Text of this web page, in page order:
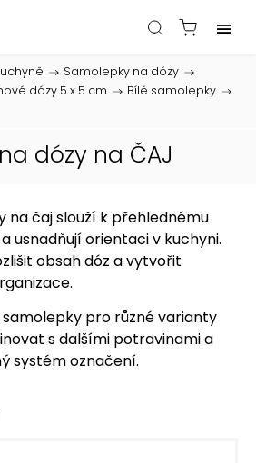
/ Samolepky na dózy /
dózy 5 x 5 cm / Bílé samolepky /
dózy na ČAJ
na čaj slouží k přehlednému
usnadňují orientaci v kuchyni.
obsah dóz a vytvořit
pro různé varianty
s dalšími potravinami a
systém označení.